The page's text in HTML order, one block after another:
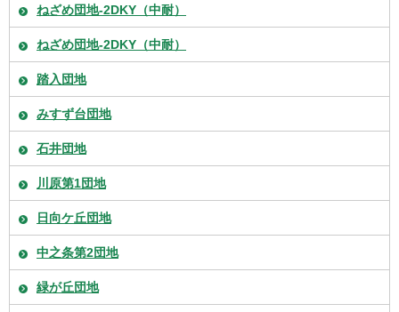
ねざめ団地-2DKY（中耐）
ねざめ団地-2DKY（中耐）
踏入団地
みすず台団地
石井団地
川原第1団地
日向ケ丘団地
中之条第2団地
緑が丘団地